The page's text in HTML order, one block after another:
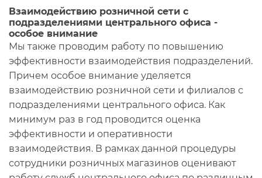
Взаимодействию розничной сети с
подразделениями центрального офиса -
особое внимание
Мы также проводим работу по повышению
эффективности взаимодействия подразделений.
Причем особое внимание уделяется
взаимодействию розничной сети и филиалов с
подразделениями центрального офиса. Как
минимум раз в год проводится оценка
эффективности и оперативности
взаимодействия. В рамках данной процедуры
сотрудники розничных магазинов оценивают